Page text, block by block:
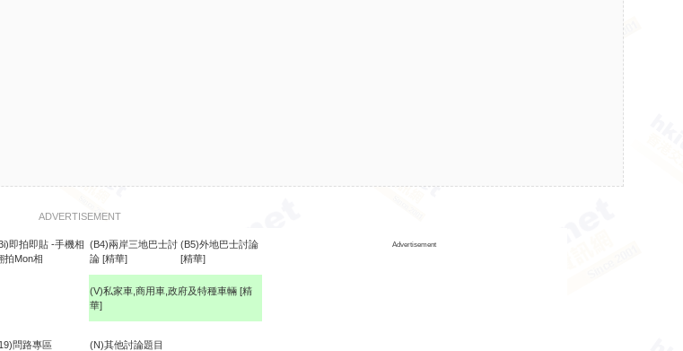
ADVERTISEMENT
即拍即貼 -手機相
拍Mon相
(B4)兩岸三地巴士討
論 [精華]
(B5)外地巴士討論
[精華]
Advertisement
(V)私家車,商用車,政府及特種車輛 [精
華]
問路專區 (N)其他討論題目